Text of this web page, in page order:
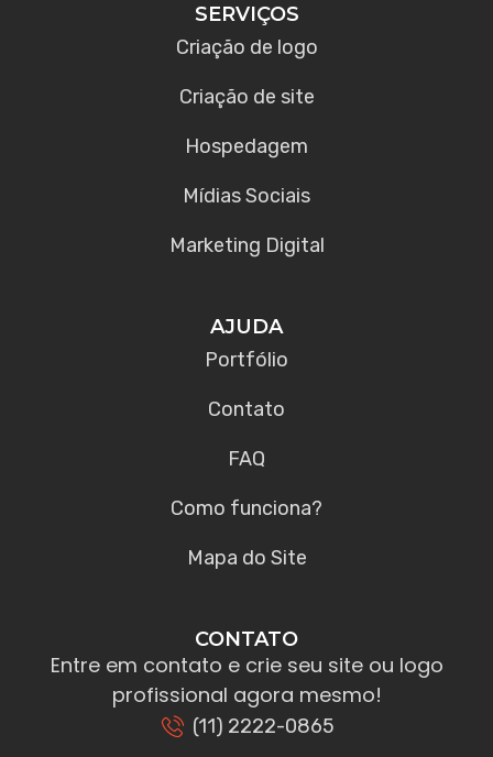
SERVIÇOS
Criação de logo
Criação de site
Hospedagem
Mídias Sociais
Marketing Digital
AJUDA
Portfólio
Contato
FAQ
Como funciona?
Mapa do Site
CONTATO
Entre em contato e crie seu site ou logo
profissional agora mesmo!
(11) 2222-0865